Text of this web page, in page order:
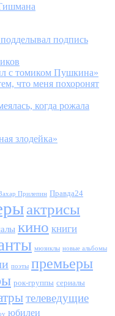
подпись
с томиком Пушкина»
что меня похоронят
когда рожала
злодейка»
Прилепин Правда24
актрисы
кино книги
мюзиклы новые альбомы
поэты премьеры
рок-группы сериалы
телеведущие
юбилеи